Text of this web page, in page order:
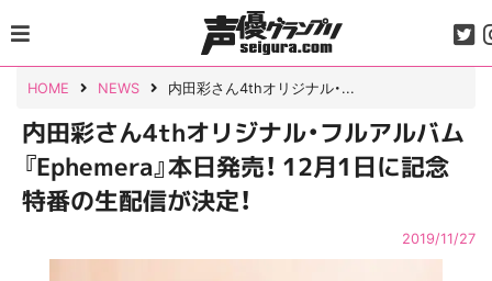
to
content
HOME NEWS 内田彩さん4thオリジナル・...
内田彩さん4thオリジナル・フルアルバム
『Ephemera』本日発売！ 12月1日に記念
特番の生配信が決定！
2019/11/27